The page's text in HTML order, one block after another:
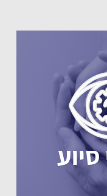
סיוע